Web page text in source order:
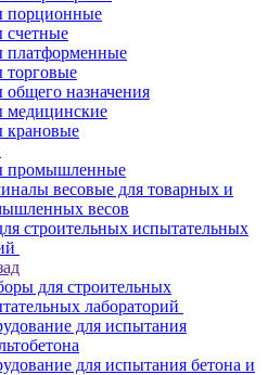
порционные
счетные
платформенные
торговые
общего назначения
медицинские
крановые
промышленные
весовые для товарных и
весов
строительных испытательных
для строительных
лабораторий
для испытания
для испытания бетона и